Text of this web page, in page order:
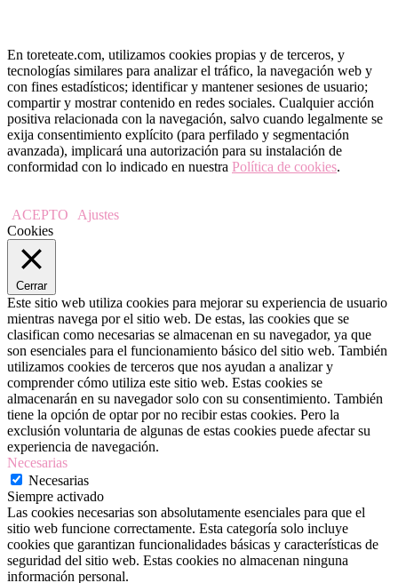
En toreteate.com, utilizamos cookies propias y de terceros, y
tecnologías similares para analizar el tráfico, la navegación web y
con fines estadísticos; identificar y mantener sesiones de usuario;
compartir y mostrar contenido en redes sociales. Cualquier acción
positiva relacionada con la navegación, salvo cuando legalmente se
exija consentimiento explícito (para perfilado y segmentación
avanzada), implicará una autorización para su instalación de
conformidad con lo indicado en nuestra Política de cookies.
ACEPTO
Ajustes
Cookies
Cerrar
Este sitio web utiliza cookies para mejorar su experiencia de usuario
mientras navega por el sitio web. De estas, las cookies que se
clasifican como necesarias se almacenan en su navegador, ya que
son esenciales para el funcionamiento básico del sitio web. También
utilizamos cookies de terceros que nos ayudan a analizar y
comprender cómo utiliza este sitio web. Estas cookies se
almacenarán en su navegador solo con su consentimiento. También
tiene la opción de optar por no recibir estas cookies. Pero la
exclusión voluntaria de algunas de estas cookies puede afectar su
experiencia de navegación.
Necesarias
Necesarias
Siempre activado
Las cookies necesarias son absolutamente esenciales para que el
sitio web funcione correctamente. Esta categoría solo incluye
cookies que garantizan funcionalidades básicas y características de
seguridad del sitio web. Estas cookies no almacenan ninguna
información personal.